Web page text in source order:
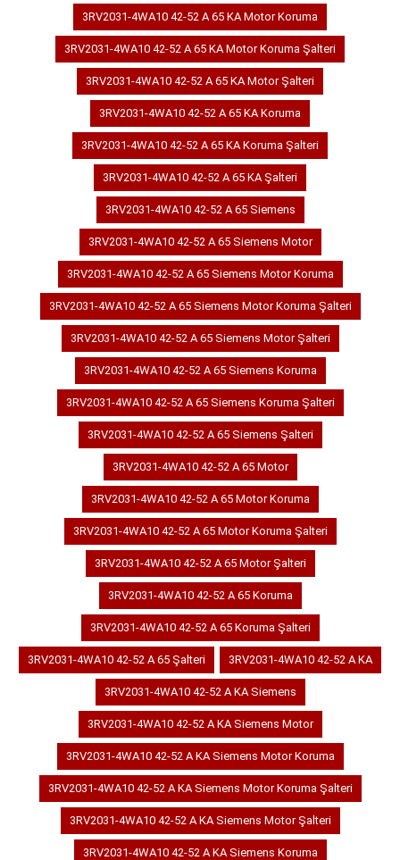
3RV2031-4WA10 42-52 A 65 KA Motor Koruma
3RV2031-4WA10 42-52 A 65 KA Motor Koruma Şalteri
3RV2031-4WA10 42-52 A 65 KA Motor Şalteri
3RV2031-4WA10 42-52 A 65 KA Koruma
3RV2031-4WA10 42-52 A 65 KA Koruma Şalteri
3RV2031-4WA10 42-52 A 65 KA Şalteri
3RV2031-4WA10 42-52 A 65 Siemens
3RV2031-4WA10 42-52 A 65 Siemens Motor
3RV2031-4WA10 42-52 A 65 Siemens Motor Koruma
3RV2031-4WA10 42-52 A 65 Siemens Motor Koruma Şalteri
3RV2031-4WA10 42-52 A 65 Siemens Motor Şalteri
3RV2031-4WA10 42-52 A 65 Siemens Koruma
3RV2031-4WA10 42-52 A 65 Siemens Koruma Şalteri
3RV2031-4WA10 42-52 A 65 Siemens Şalteri
3RV2031-4WA10 42-52 A 65 Motor
3RV2031-4WA10 42-52 A 65 Motor Koruma
3RV2031-4WA10 42-52 A 65 Motor Koruma Şalteri
3RV2031-4WA10 42-52 A 65 Motor Şalteri
3RV2031-4WA10 42-52 A 65 Koruma
3RV2031-4WA10 42-52 A 65 Koruma Şalteri
3RV2031-4WA10 42-52 A 65 Şalteri 3RV2031-4WA10 42-52 A KA
3RV2031-4WA10 42-52 A KA Siemens
3RV2031-4WA10 42-52 A KA Siemens Motor
3RV2031-4WA10 42-52 A KA Siemens Motor Koruma
3RV2031-4WA10 42-52 A KA Siemens Motor Koruma Şalteri
3RV2031-4WA10 42-52 A KA Siemens Motor Şalteri
3RV2031-4WA10 42-52 A KA Siemens Koruma